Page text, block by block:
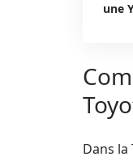
une
Dans